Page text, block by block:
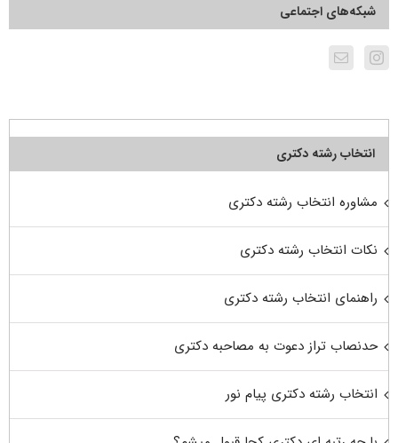
شبکه‌های اجتماعی
انتخاب رشته دکتری
مشاوره انتخاب رشته دکتری
نکات انتخاب رشته دکتری
راهنمای انتخاب رشته دکتری
حدنصاب تراز دعوت به مصاحبه دکتری
انتخاب رشته دکتری پیام نور